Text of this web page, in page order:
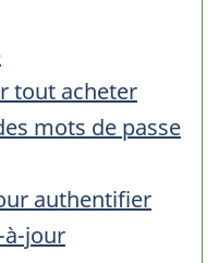
tout acheter
mots de passe
authentifier
à-jour